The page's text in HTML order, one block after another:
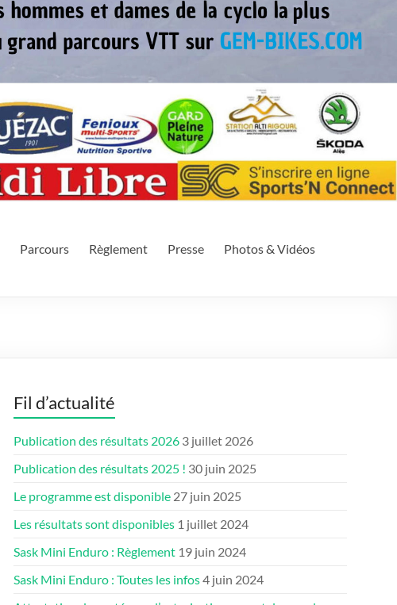
Parcours Règlement Presse
Photos & Vidéos
Fil d’actualité
Publication des résultats 2026 3 juillet 2026
Publication des résultats 2025 ! 30 juin 2025
Le programme est disponible 27 juin 2025
Les résultats sont disponibles 1 juillet 2024
Sask Mini Enduro : Règlement 19 juin 2024
Sask Mini Enduro : Toutes les infos4 juin 2024